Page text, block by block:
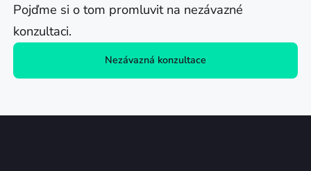
Pojďme si o tom promluvit na nezávazné
konzultaci.
Nezávazná konzultace